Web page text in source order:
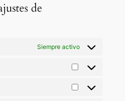
de
Siempre activo
Preferencias
Estadísticas